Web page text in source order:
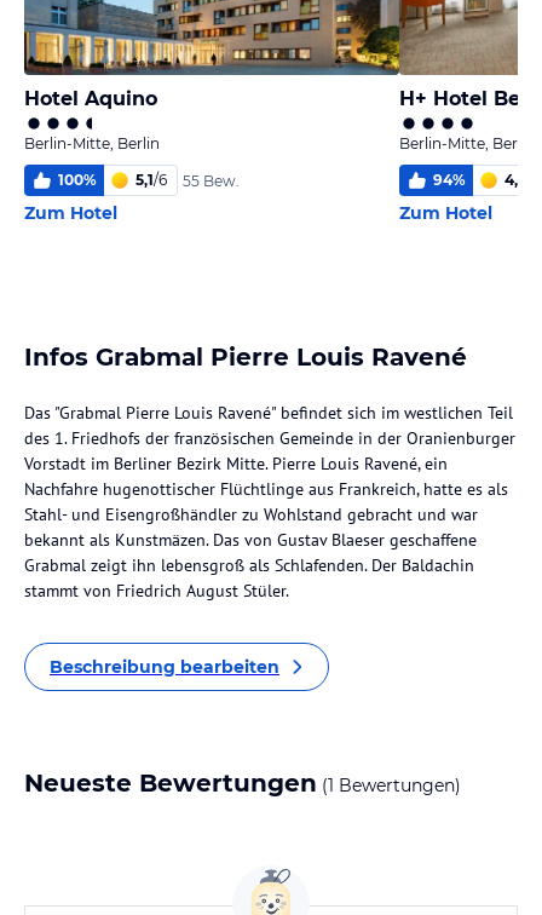
Hotel Aquino
Berlin-Mitte, Berlin
100% 5,1/6 55 Bew.
Zum Hotel
H+ Hotel
Berlin-Mitte, Berlin
94% 4,9
Zum Hotel
Infos Grabmal Pierre Louis Ravené
Das "Grabmal Pierre Louis Ravené" befindet sich im westlichen Teil
des 1. Friedhofs der französischen Gemeinde in der Oranienburger
Vorstadt im Berliner Bezirk Mitte. Pierre Louis Ravené, ein
Nachfahre hugenottischer Flüchtlinge aus Frankreich, hatte es als
Stahl- und Eisengroßhändler zu Wohlstand gebracht und war
bekannt als Kunstmäzen. Das von Gustav Blaeser geschaffene
Grabmal zeigt ihn lebensgroß als Schlafenden. Der Baldachin
stammt von Friedrich August Stüler.
Beschreibung bearbeiten
Neueste Bewertungen (1 Bewertungen)